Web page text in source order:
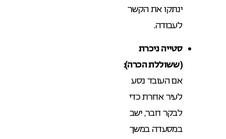
ינתקו את הקשר
לעבודה.
סטייה ניכרת
(ששוללת הכרה):
אם העובד נסע
לעיר אחרת כדי
לבקר חבר, ישב
במסעדה במשך